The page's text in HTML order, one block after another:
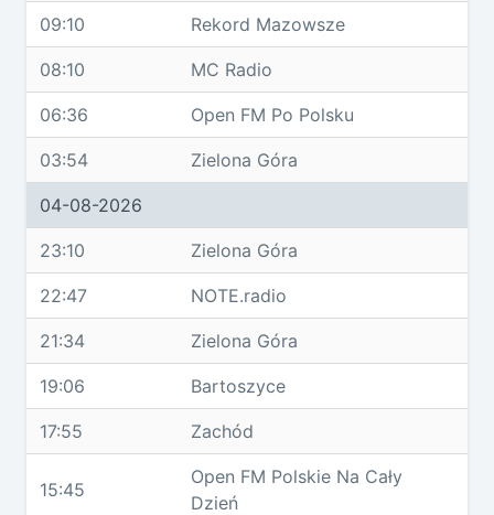
09:10 Rekord Mazowsze
08:10 MC Radio
06:36 Open FM Po Polsku
03:54 Zielona Góra
04-08-2026
23:10 Zielona Góra
22:47 NOTE.radio
21:34 Zielona Góra
19:06 Bartoszyce
17:55 Zachód
15:45
Open FM Polskie Na Cały
Dzień